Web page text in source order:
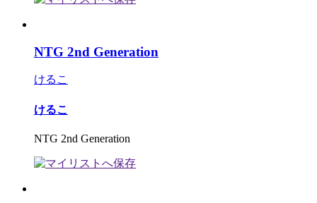
NTG 2nd Generation
けるこ
けるこ
NTG 2nd Generation